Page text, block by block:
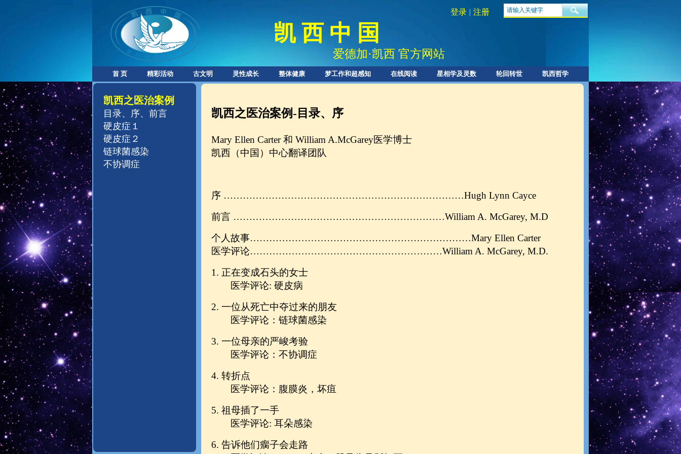
爱德加·凯西 官方网站
凯 西 中 国
登录 | 注册
首 页 精彩活动 古文明 灵性成长 整体健康 梦工作和超感知 在线阅读 星相学及灵数 轮回转世 凯西哲学
凯西之医治案例
目录、 序、前言
硬皮症１
硬皮症２
链球菌感染
不协调症
凯西之医治案例-目录、序
Mary Ellen Carter 和 William A.McGarey医学博士
凯西（中国）中心翻译团队
序 …………………………………………………………………Hugh Lynn Cayce
前言 …………………………………………………………William A. McGarey, M.D
个人故事……………………………………………………………Mary Ellen Carter
医学评论……………………………………………………William A. McGarey, M.D.
1. 正在变成石头的女士
医学评论: 硬皮病
2. 一位从死亡中夺过来的朋友
医学评论：链球菌感染
3. 一位母亲的严峻考验
医学评论：不协调症
4. 转折点
医学评论：腹膜炎，坏疽
5. 祖母插了一手
医学评论: 耳朵感染
6. 告诉他们瘸子会走路